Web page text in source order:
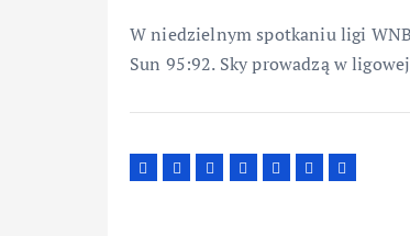
W niedzielnym spotkaniu ligi
Sun 95:92. Sky prowadzą w